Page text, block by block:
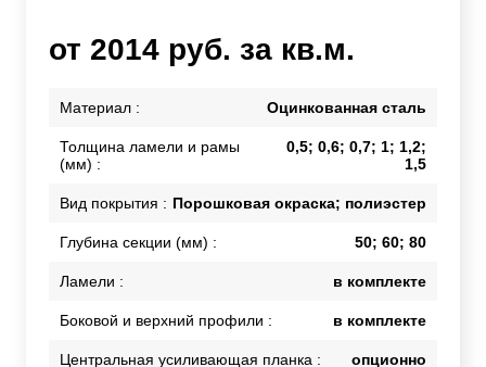
от 2014 руб. за кв.м.
Материал : Оцинкованная сталь
Толщина ламели и рамы
(мм) :
0,5; 0,6; 0,7; 1; 1,2;
1,5
Вид покрытия : Порошковая окраска; полиэстер
Глубина секции (мм) : 50; 60; 80
Ламели : в комплекте
Боковой и верхний профили : в комплекте
Центральная усиливающая планка : опционно